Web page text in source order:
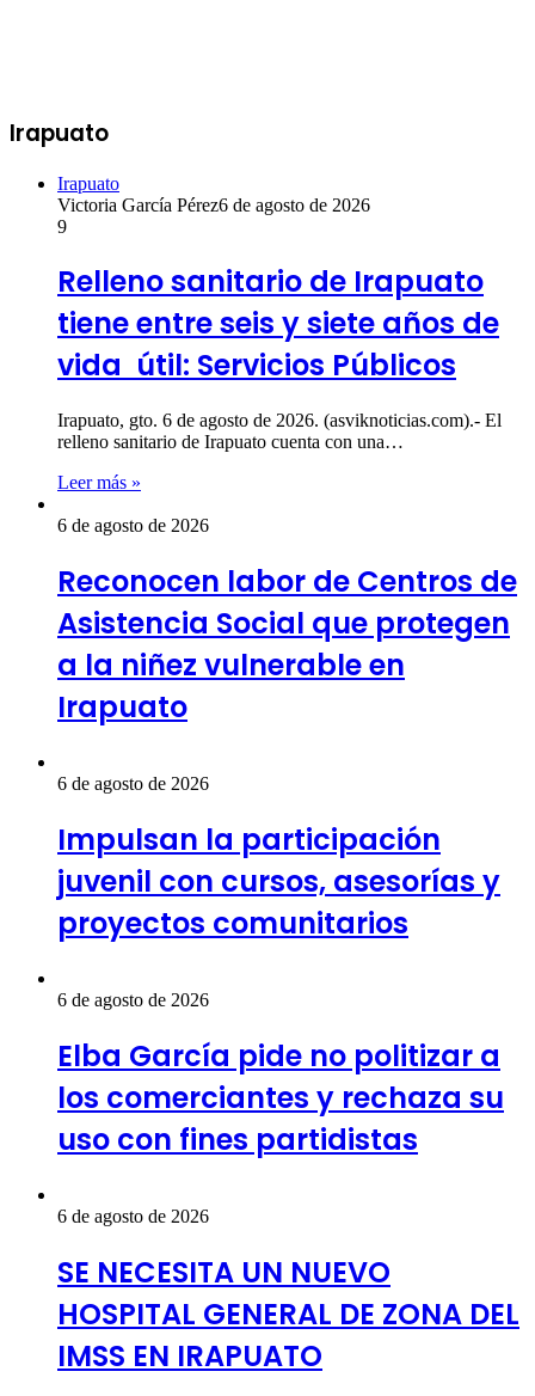
Irapuato
Irapuato
Victoria García Pérez6 de agosto de 2026
9
Relleno sanitario de Irapuato
tiene entre seis y siete años de
vida útil: Servicios Públicos
Irapuato, gto. 6 de agosto de 2026. (asviknoticias.com).- El
relleno sanitario de Irapuato cuenta con una…
Leer más »
6 de agosto de 2026
Reconocen labor de Centros de
Asistencia Social que protegen
a la niñez vulnerable en
Irapuato
6 de agosto de 2026
Impulsan la participación
juvenil con cursos, asesorías y
proyectos comunitarios
6 de agosto de 2026
Elba García pide no politizar a
los comerciantes y rechaza su
uso con fines partidistas
6 de agosto de 2026
SE NECESITA UN NUEVO
HOSPITAL GENERAL DE ZONA DEL
IMSS EN IRAPUATO